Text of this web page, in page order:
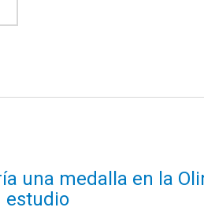
una medalla en la
estudio